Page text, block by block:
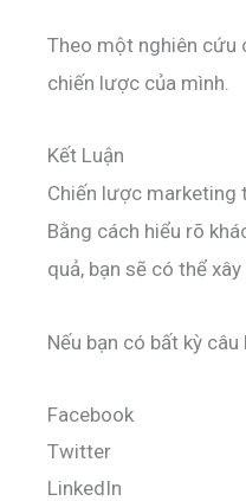
Theo một nghiên cứu
chiến lược của mình.
Kết Luận
Chiến lược marketing
Bằng cách hiểu rõ
quả, bạn sẽ có thể
Nếu bạn có bất kỳ
Facebook
Twitter
LinkedIn